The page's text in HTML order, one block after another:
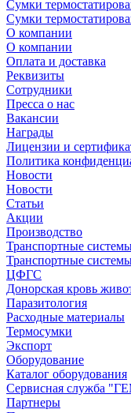
Сумки
Сумки
О компании
О компании
Оплата и доставка
Реквизиты
Сотрудники
Пресса о нас
Вакансии
Награды
Лицензии и
Политика
Новости
Новости
Статьи
Акции
Производство
Транспортные
Транспортные
ЦФГС
Донорская кровь
Паразитология
Расходные материалы
Термосумки
Экспорт
Оборудование
Каталог оборудования
Сервисная служба
Партнеры